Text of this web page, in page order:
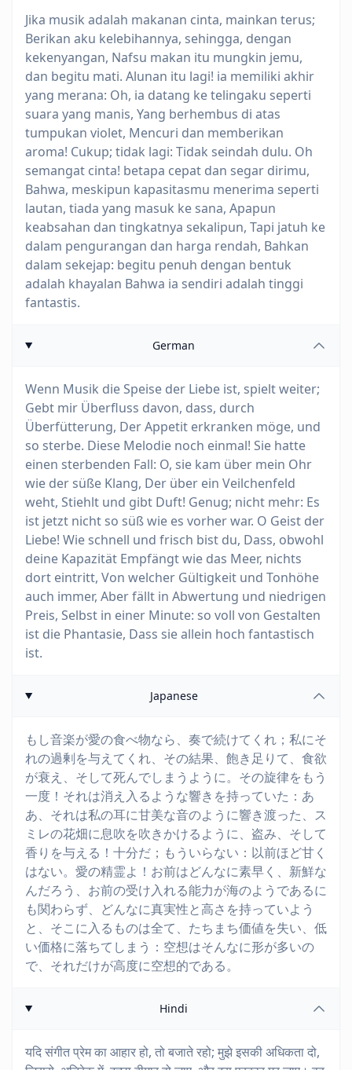
Jika musik adalah makanan cinta, mainkan terus;
Berikan aku kelebihannya, sehingga, dengan
kekenyangan, Nafsu makan itu mungkin jemu,
dan begitu mati. Alunan itu lagi! ia memiliki akhir
yang merana: Oh, ia datang ke telingaku seperti
suara yang manis, Yang berhembus di atas
tumpukan violet, Mencuri dan memberikan
aroma! Cukup; tidak lagi: Tidak seindah dulu. Oh
semangat cinta! betapa cepat dan segar dirimu,
Bahwa, meskipun kapasitasmu menerima seperti
lautan, tiada yang masuk ke sana, Apapun
keabsahan dan tingkatnya sekalipun, Tapi jatuh ke
dalam pengurangan dan harga rendah, Bahkan
dalam sekejap: begitu penuh dengan bentuk
adalah khayalan Bahwa ia sendiri adalah tinggi
fantastis.
German
Wenn Musik die Speise der Liebe ist, spielt weiter;
Gebt mir Überfluss davon, dass, durch
Überfütterung, Der Appetit erkranken möge, und
so sterbe. Diese Melodie noch einmal! Sie hatte
einen sterbenden Fall: O, sie kam über mein Ohr
wie der süße Klang, Der über ein Veilchenfeld
weht, Stiehlt und gibt Duft! Genug; nicht mehr: Es
ist jetzt nicht so süß wie es vorher war. O Geist der
Liebe! Wie schnell und frisch bist du, Dass, obwohl
deine Kapazität Empfängt wie das Meer, nichts
dort eintritt, Von welcher Gültigkeit und Tonhöhe
auch immer, Aber fällt in Abwertung und niedrigen
Preis, Selbst in einer Minute: so voll von Gestalten
ist die Phantasie, Dass sie allein hoch fantastisch
ist.
Japanese
もし音楽が愛の食べ物なら、奏で続けてくれ；私にそ
れの過剰を与えてくれ、その結果、飽き足りて、食欲
が衰え、そして死んでしまうように。その旋律をもう
一度！それは消え入るような響きを持っていた：あ
あ、それは私の耳に甘美な音のように響き渡った、ス
ミレの花畑に息吹を吹きかけるように、盗み、そして
香りを与える！十分だ；もういらない：以前ほど甘く
はない。愛の精霊よ！お前はどんなに素早く、新鮮な
んだろう、お前の受け入れる能力が海のようであるに
も関わらず、どんなに真実性と高さを持っていよう
と、そこに入るものは全て、たちまち価値を失い、低
い価格に落ちてしまう：空想はそんなに形が多いの
で、それだけが高度に空想的である。
Hindi
यदि संगीत प्रेम का आहार हो, तो बजाते रहो; मुझे इसकी अधिकता दो,